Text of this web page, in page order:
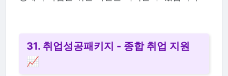
31. 취업성공패키지 - 종합 취업 지원
📈